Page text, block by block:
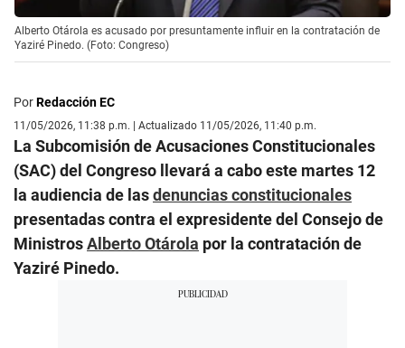
Alberto Otárola es acusado por presuntamente influir en la contratación de
Yaziré Pinedo. (Foto: Congreso)
PorRedacción EC
11/05/2026, 11:38 p.m. | Actualizado 11/05/2026, 11:40 p.m.
La Subcomisión de Acusaciones Constitucionales
(SAC) del Congreso llevará a cabo este martes 12
la audiencia de lasdenuncias constitucionales
presentadas contra el expresidente del Consejo de
MinistrosAlberto Otárola por la contratación de
Yaziré Pinedo.